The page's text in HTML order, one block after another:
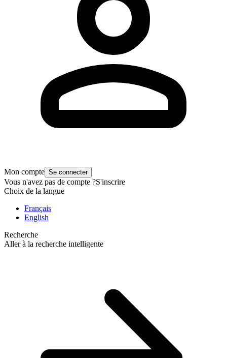
Mon compte Se connecter
Vous n'avez pas de compte ?S'inscrire
Choix de la langue
Français
English
Recherche
Aller à la recherche intelligente